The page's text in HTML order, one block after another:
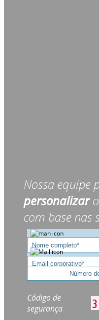
Nossa equipe
personalizaro
com base nas
Código de
segurança